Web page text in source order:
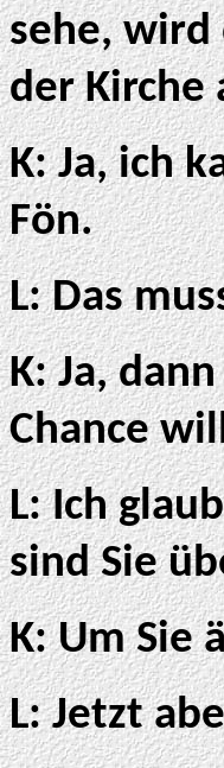
sehe, wird
der Kirche
K: Ja, ich
Fön.
L: Das
K: Ja,
Chance
L: Ich
sind Sie
K: Um Sie
L: Jetzt